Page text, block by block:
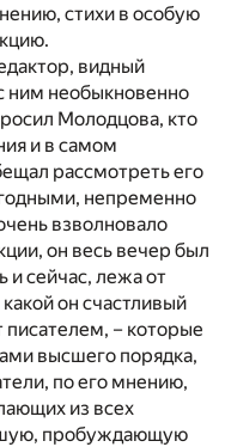
стихи в особую
видный
ним необыкновенно
Молодцова, кто
и в самом
рассмотреть его
непременно
взволновало
он весь вечер был
и сейчас, лежа от
он счастливый
писателем, – которые
высшего порядка,
по его мнению,
из всех
пробуждающую